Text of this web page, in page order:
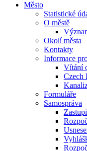
Město
Statistické
O městě
Okolí města
Kontakty
Informace
Vítání
Czech
Formuláře
Samospráva